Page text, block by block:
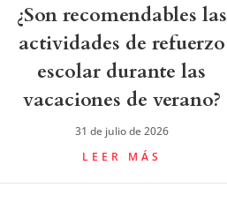
¿Son recomendables las
actividades de refuerzo
escolar durante las
vacaciones de verano?
31 de julio de 2026
LEER MÁS